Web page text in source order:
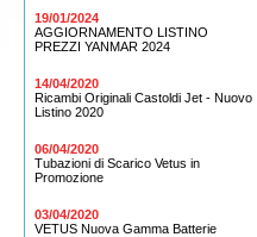
19/01/2024
AGGIORNAMENTO LISTINO
PREZZI YANMAR 2024
14/04/2020
Ricambi Originali Castoldi Jet - Nuovo
Listino 2020
06/04/2020
Tubazioni di Scarico Vetus in
Promozione
03/04/2020
VETUS Nuova Gamma Batterie